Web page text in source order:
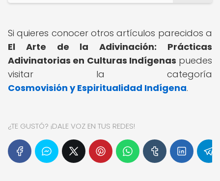
Si quieres conocer otros artículos parecidos a
El Arte de la Adivinación: Prácticas
Adivinatorias en Culturas Indígenas puedes
visitar la categoría
Cosmovisión y Espiritualidad Indígena.
¿TE GUSTÓ? ¡DALE VOZ EN TUS REDES!